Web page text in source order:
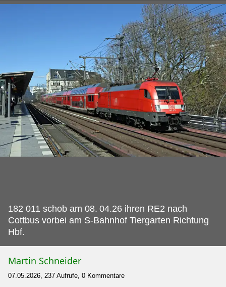
182 011 schob am 08. 04.26 ihren RE2 nach
Cottbus vorbei am S-Bahnhof Tiergarten Richtung
Hbf.
Martin Schneider
07.05.2026, 237 Aufrufe, 0 Kommentare